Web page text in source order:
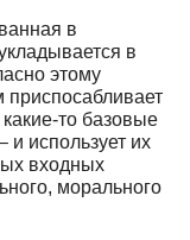
в
в
этому
приспосабливает
то базовые
и использует их
входных
морального